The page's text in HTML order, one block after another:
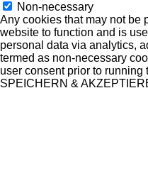
Non-necessary
Any cookies that may not be
website to function and is
personal data via analytics,
termed as non-necessary
user consent prior to
SPEICHERN &